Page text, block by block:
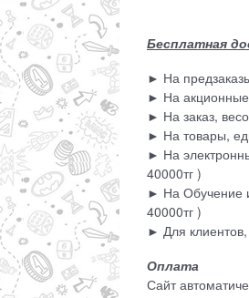
Бесплатная
► На
► На
► На заказ,
► На товары,
► На
40000тг )
► На Обучение
40000тг )
► Для
Оплата
Сайт